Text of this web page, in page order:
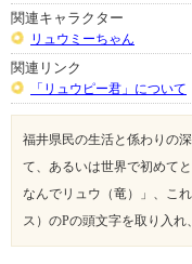
関連キャラクター
リュウミーちゃん
関連リンク
「リュウピー君」について
福井県民の生活と係わりの
て、あるいは世界で初めて
なんでリュウ（竜）」、こ
ス）のPの頭文字を取り入れ